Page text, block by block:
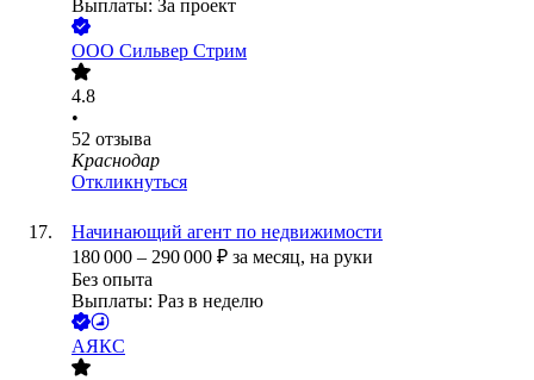
Выплаты: За проект
ООО Сильвер Стрим
4.8
•
52 отзыва
Краснодар
Откликнуться
Начинающий агент по недвижимости
180 000 – 290 000 ₽ за месяц, на руки
Без опыта
Выплаты: Раз в неделю
АЯКС